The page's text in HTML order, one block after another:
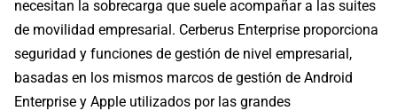
necesitan la sobrecarga que suele acompañar a las suites
de movilidad empresarial. Cerberus Enterprise proporciona
seguridad y funciones de gestión de nivel empresarial,
basadas en los mismos marcos de gestión de Android
Enterprise y Apple utilizados por las grandes